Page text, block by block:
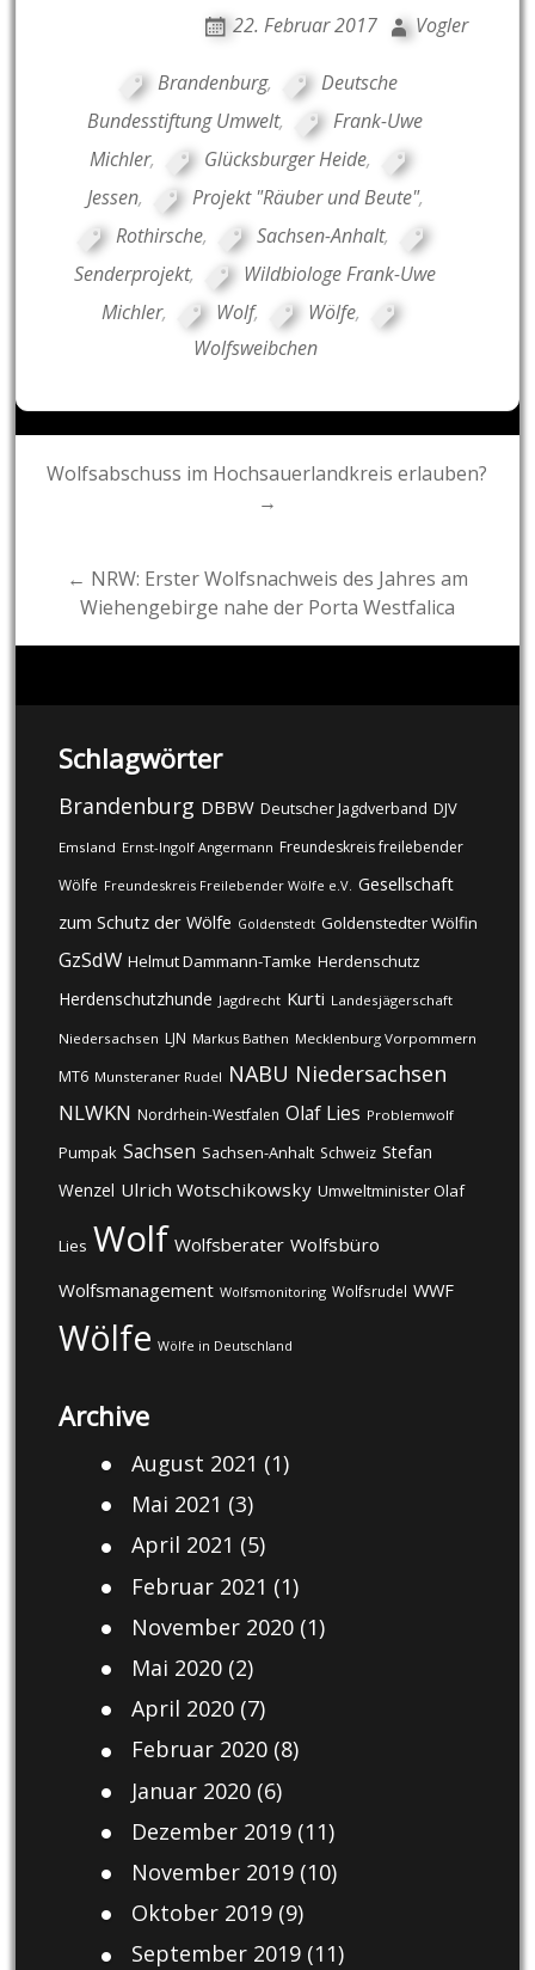
22. Februar 2017 Vogler
Brandenburg,
Deutsche
Bundesstiftung Umwelt,
Frank-Uwe
Michler, Glücksburger Heide,
Jessen, Projekt "Räuber und Beute",
Rothirsche, Sachsen-Anhalt,
Senderprojekt,
Wildbiologe Frank-Uwe
Michler, Wolf, Wölfe,
Wolfsweibchen
Post
Wolfsabschuss im Hochsauerlandkreis erlauben?
→
← NRW: Erster Wolfsnachweis des Jahres am
Wiehengebirge nahe der Porta Westfalica
Schlagwörter
Brandenburg DBBW Deutscher Jagdverband DJV
Emsland Ernst-Ingolf Angermann Freundeskreis freilebender
Wölfe Freundeskreis Freilebender Wölfe e.V. Gesellschaft
zum Schutz der Wölfe Goldenstedt Goldenstedter Wölfin
GzSdW Helmut Dammann-Tamke Herdenschutz
Herdenschutzhunde Jagdrecht Kurti Landesjägerschaft
Niedersachsen LJN Markus Bathen Mecklenburg Vorpommern
MT6 Munsteraner Rudel NABU Niedersachsen
NLWKN Nordrhein-Westfalen Olaf Lies Problemwolf
Pumpak Sachsen Sachsen-Anhalt Schweiz Stefan
Wenzel Ulrich Wotschikowsky Umweltminister Olaf
Lies Wolf Wolfsberater Wolfsbüro
Wolfsmanagement Wolfsmonitoring Wolfsrudel WWF
Wölfe Wölfe in Deutschland
Archive
August 2021 (1)
Mai 2021 (3)
April 2021 (5)
Februar 2021 (1)
November 2020(1)
Mai 2020(2)
April 2020(7)
Februar 2020(8)
Januar 2020(6)
Dezember 2019(11)
November 2019(10)
Oktober 2019(9)
September 2019(11)